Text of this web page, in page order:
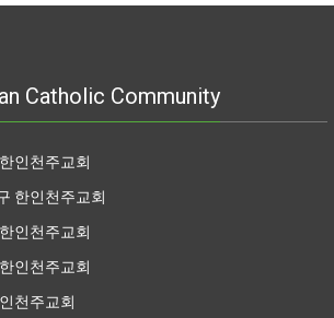
Catholic Community
인천주교회
한인천주교회
인천주교회
인천주교회
천주교회